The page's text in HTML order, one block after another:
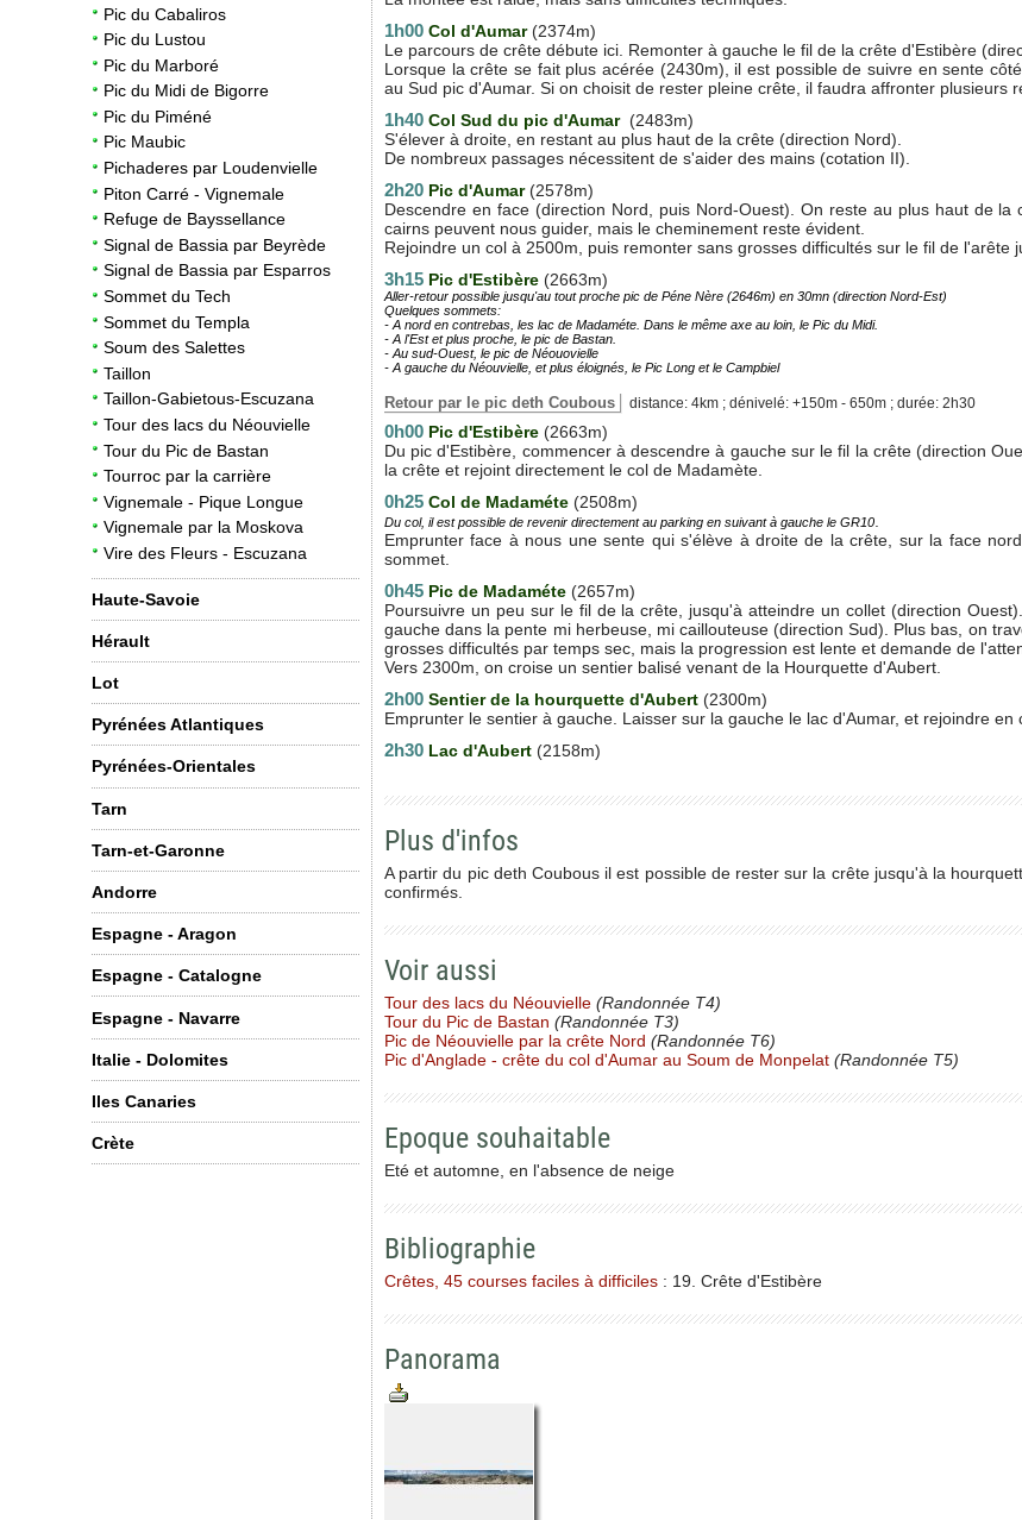
Pic du Cabaliros
Pic du Lustou
Pic du Marboré
Pic du Midi de Bigorre
Pic du Piméné
Pic Maubic
Pichaderes par Loudenvielle
Piton Carré - Vignemale
Refuge de Bayssellance
Signal de Bassia par Beyrède
Signal de Bassia par Esparros
Sommet du Tech
Sommet du Templa
Soum des Salettes
Taillon
Taillon-Gabietous-Escuzana
Tour des lacs du Néouvielle
Tour du Pic de Bastan
Tourroc par la carrière
Vignemale - Pique Longue
Vignemale par la Moskova
Vire des Fleurs - Escuzana
Haute-Savoie
Hérault
Lot
Pyrénées Atlantiques
Pyrénées-Orientales
Tarn
Tarn-et-Garonne
Andorre
Espagne - Aragon
Espagne - Catalogne
Espagne - Navarre
Italie - Dolomites
Iles Canaries
Crète
1h00 Col d'Aumar(2374m)
Le parcours de crête débute ici. Remonter à gauche le fil de la crête d'Estibère
Lorsque la crête se fait plus acérée (2430m), il est possible de suivre en sente
au Sud pic d'Aumar. Si on choisit de rester pleine crête, il faudra affronter plusieurs
1h40 Col Sud du pic d'Aumar (2483m)
S'élever à droite, en restant au plus haut de la crête (direction Nord).
De nombreux passages nécessitent de s'aider des mains (cotation II).
2h20 Pic d'Aumar(2578m)
Descendre en face (direction Nord, puis Nord-Ouest). On reste au plus haut de
cairns peuvent nous guider, mais le cheminement reste évident.
Rejoindre un col à 2500m, puis remonter sans grosses difficultés sur le fil de l'arête
3h15 Pic d'Estibère (2663m)
Aller-retour possible jusqu'au tout proche pic de Péne Nère (2646m) en 30mn (direction Nord-Est)
Quelques sommets:
- A nord en contrebas, les lac de Madaméte. Dans le même axe au loin, le Pic du Midi.
- A l'Est et plus proche, le pic de Bastan.
- Au sud-Ouest, le pic de Néouovielle
- A gauche du Néouvielle, et plus éloignés, le Pic Long et le Campbiel
Retour par le pic deth Coubous distance: 4km ; dénivelé: +150m - 650m ; durée: 2h30
0h00 Pic d'Estibère (2663m)
Du pic d'Estibère, commencer à descendre à gauche sur le fil la crête (direction
la crête et rejoint directement le col de Madamète.
0h25 Col de Madaméte (2508m)
Du col, il est possible de revenir directement au parking en suivant à gauche le GR10
Emprunter face à nous une sente qui s'élève à droite de la crête, sur la face
sommet.
0h45 Pic de Madaméte (2657m)
Poursuivre un peu sur le fil de la crête, jusqu'à atteindre un collet (direction
gauche dans la pente mi herbeuse, mi caillouteuse (direction Sud). Plus bas, on
grosses difficultés par temps sec, mais la progression est lente et demande de
Vers 2300m, on croise un sentier balisé venant de la Hourquette d'Aubert.
2h00 Sentier de la hourquette d'Aubert (2300m)
Emprunter le sentier à gauche. Laisser sur la gauche le lac d'Aumar, et rejoindre en
2h30 Lac d'Aubert (2158m)
Plus d'infos
A partir du pic deth Coubous il est possible de rester sur la crête jusqu'à la
confirmés.
Voir aussi
Tour des lacs du Néouvielle (Randonnée T4)
Tour du Pic de Bastan (Randonnée T3)
Pic de Néouvielle par la crête Nord (Randonnée T6)
Pic d'Anglade - crête du col d'Aumar au Soum de Monpelat (Randonnée T5)
Epoque souhaitable
Eté et automne, en l'absence de neige
Bibliographie
Crêtes, 45 courses faciles à difficiles : 19. Crête d'Estibère
Panorama